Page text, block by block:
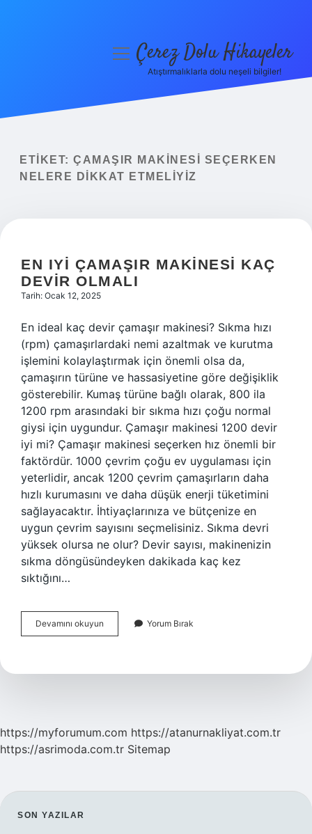
Yasal Uyarı
menüyüÇerez Dolu Hikayeler
Atıştırmalıklarla dolu neşeli bilgiler!
ETIKET: ÇAMAŞIR MAKINESI SEÇERKEN
NELERE DIKKAT ETMELIYIZ
EN IYI ÇAMAŞIR MAKINESI KAÇ
DEVIR OLMALI
Tarih: Ocak 12, 2025
En ideal kaç devir çamaşır makinesi? Sıkma hızı
(rpm) çamaşırlardaki nemi azaltmak ve kurutma
işlemini kolaylaştırmak için önemli olsa da,
çamaşırın türüne ve hassasiyetine göre değişiklik
gösterebilir. Kumaş türüne bağlı olarak, 800 ila
1200 rpm arasındaki bir sıkma hızı çoğu normal
giysi için uygundur. Çamaşır makinesi 1200 devir
iyi mi? Çamaşır makinesi seçerken hız önemli bir
faktördür. 1000 çevrim çoğu ev uygulaması için
yeterlidir, ancak 1200 çevrim çamaşırların daha
hızlı kurumasını ve daha düşük enerji tüketimini
sağlayacaktır. İhtiyaçlarınıza ve bütçenize en
uygun çevrim sayısını seçmelisiniz. Sıkma devri
yüksek olursa ne olur? Devir sayısı, makinenizin
sıkma döngüsündeyken dakikada kaç kez
sıktığını…
Devamını okuyun
Iyi
Kaç
Yorum Bırak
https://myforumum.com https://atanurnakliyat.com.tr
https://asrimoda.com.tr Sitemap
SIDEBAR
SON YAZILAR